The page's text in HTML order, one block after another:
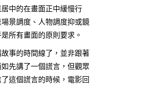
中的在畫面正中緩慢行
景調度、人物調度抑或鏡
所有畫面的原則要求。
事的時間線了，並非跟著
先講了一個謊言，但觀眾
這個謊言的時候，電影回